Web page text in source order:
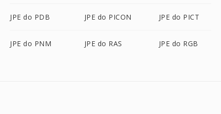
JPE do PDB JPE do PICON JPE do PICT
JPE do PNM JPE do RAS JPE do RGB